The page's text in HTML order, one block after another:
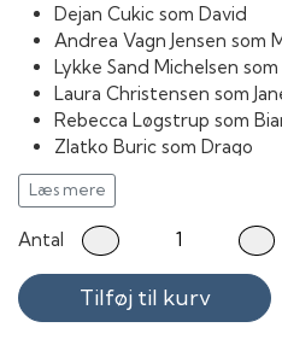
Dejan Cukic som David
Andrea Vagn Jensen som
Lykke Sand Michelsen som
Laura Christensen som
Rebecca Løgstrup som
Zlatko Buric som Drago
Thure Lindhardt som
Jens Okking som
Morten Suurballe som
Jan Hertz som
Pelle Kastrup som Oliver
Albert Bendix som Hans
Læs mere
Antal
Tilføj til kurv